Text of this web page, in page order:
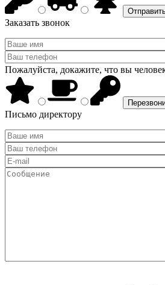
Заказать звонок
Пожалуйста, докажите, что вы
Письмо директору